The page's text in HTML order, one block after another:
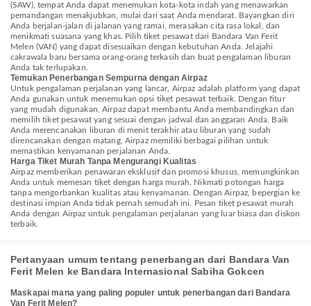
(SAW), tempat Anda dapat menemukan kota-kota indah yang menawarkan
pemandangan menakjubkan, mulai dari saat Anda mendarat. Bayangkan diri
Anda berjalan-jalan di jalanan yang ramai, merasakan cita rasa lokal, dan
menikmati suasana yang khas. Pilih tiket pesawat dari Bandara Van Ferit
Melen (VAN) yang dapat disesuaikan dengan kebutuhan Anda. Jelajahi
cakrawala baru bersama orang-orang terkasih dan buat pengalaman liburan
Anda tak terlupakan.
Temukan Penerbangan Sempurna dengan Airpaz
Untuk pengalaman perjalanan yang lancar, Airpaz adalah platform yang dapat
Anda gunakan untuk menemukan opsi tiket pesawat terbaik. Dengan fitur
yang mudah digunakan, Airpaz dapat membantu Anda membandingkan dan
memilih tiket pesawat yang sesuai dengan jadwal dan anggaran Anda. Baik
Anda merencanakan liburan di menit terakhir atau liburan yang sudah
direncanakan dengan matang, Airpaz memiliki berbagai pilihan untuk
memastikan kenyamanan perjalanan Anda.
Harga Tiket Murah Tanpa Mengurangi Kualitas
Airpaz memberikan penawaran eksklusif dan promosi khusus, memungkinkan
Anda untuk memesan tiket dengan harga murah. Nikmati potongan harga
tanpa mengorbankan kualitas atau kenyamanan. Dengan Airpaz, bepergian ke
destinasi impian Anda tidak pernah semudah ini. Pesan tiket pesawat murah
Anda dengan Airpaz untuk pengalaman perjalanan yang luar biasa dan diskon
terbaik.
Pertanyaan umum tentang penerbangan dari Bandara Van
Ferit Melen ke Bandara Internasional Sabiha Gokcen
Maskapai mana yang paling populer untuk penerbangan dari Bandara
Van Ferit Melen?